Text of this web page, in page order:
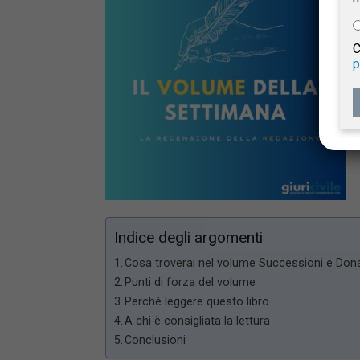
Indice degli argomenti
Cosa troverai nel volume Successioni e
Punti di forza del volume
Perché leggere questo libro
A chi è consigliata la lettura
Conclusioni